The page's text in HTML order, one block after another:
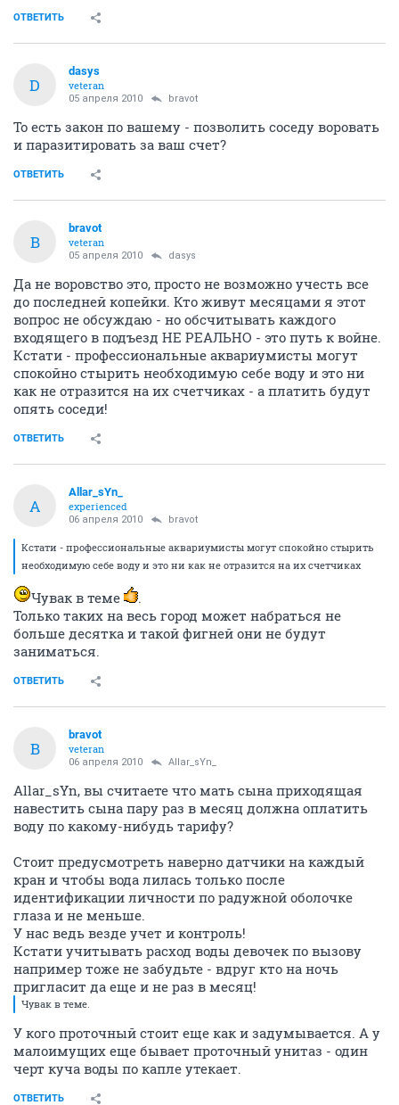
ОТВЕТИТЬ
D
dasys
veteran
05 апреля 2010 bravot
То есть закон по вашему - позволить соседу воровать
и паразитировать за ваш счет?
ОТВЕТИТЬ
B
bravot
veteran
05 апреля 2010 dasys
Да не воровство это, просто не возможно учесть все
до последней копейки. Кто живут месяцами я этот
вопрос не обсуждаю - но обсчитывать каждого
входящего в подъезд НЕ РЕАЛЬНО - это путь к войне.
Кстати - профессиональные аквариумисты могут
спокойно стырить необходимую себе воду и это ни
как не отразится на их счетчиках - а платить будут
опять соседи!
ОТВЕТИТЬ
A
Allar_sYn_
experienced
06 апреля 2010 bravot
Кстати - профессиональные аквариумисты могут спокойно стырить
необходимую себе воду и это ни как не отразится на их счетчиках
Чувак в теме
.
Только таких на весь город может набраться не
больше десятка и такой фигней они не будут
заниматься.
ОТВЕТИТЬ
B
bravot
veteran
06 апреля 2010 Allar_sYn_
Allar_sYn, вы считаете что мать сына приходящая
навестить сына пару раз в месяц должна оплатить
воду по какому-нибудь тарифу?
Стоит предусмотреть наверно датчики на каждый
кран и чтобы вода лилась только после
идентификации личности по радужной оболочке
глаза и не меньше.
У нас ведь везде учет и контроль!
Кстати учитывать расход воды девочек по вызову
например тоже не забудьте - вдруг кто на ночь
пригласит да еще и не раз в месяц!
Чувак в теме.
У кого проточный стоит еще как и задумывается. А у
малоимущих еще бывает проточный унитаз - один
черт куча воды по капле утекает.
ОТВЕТИТЬ